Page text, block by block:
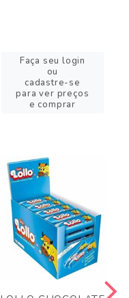
Faça seu login
ou
cadastre-se
para ver preços
e comprar